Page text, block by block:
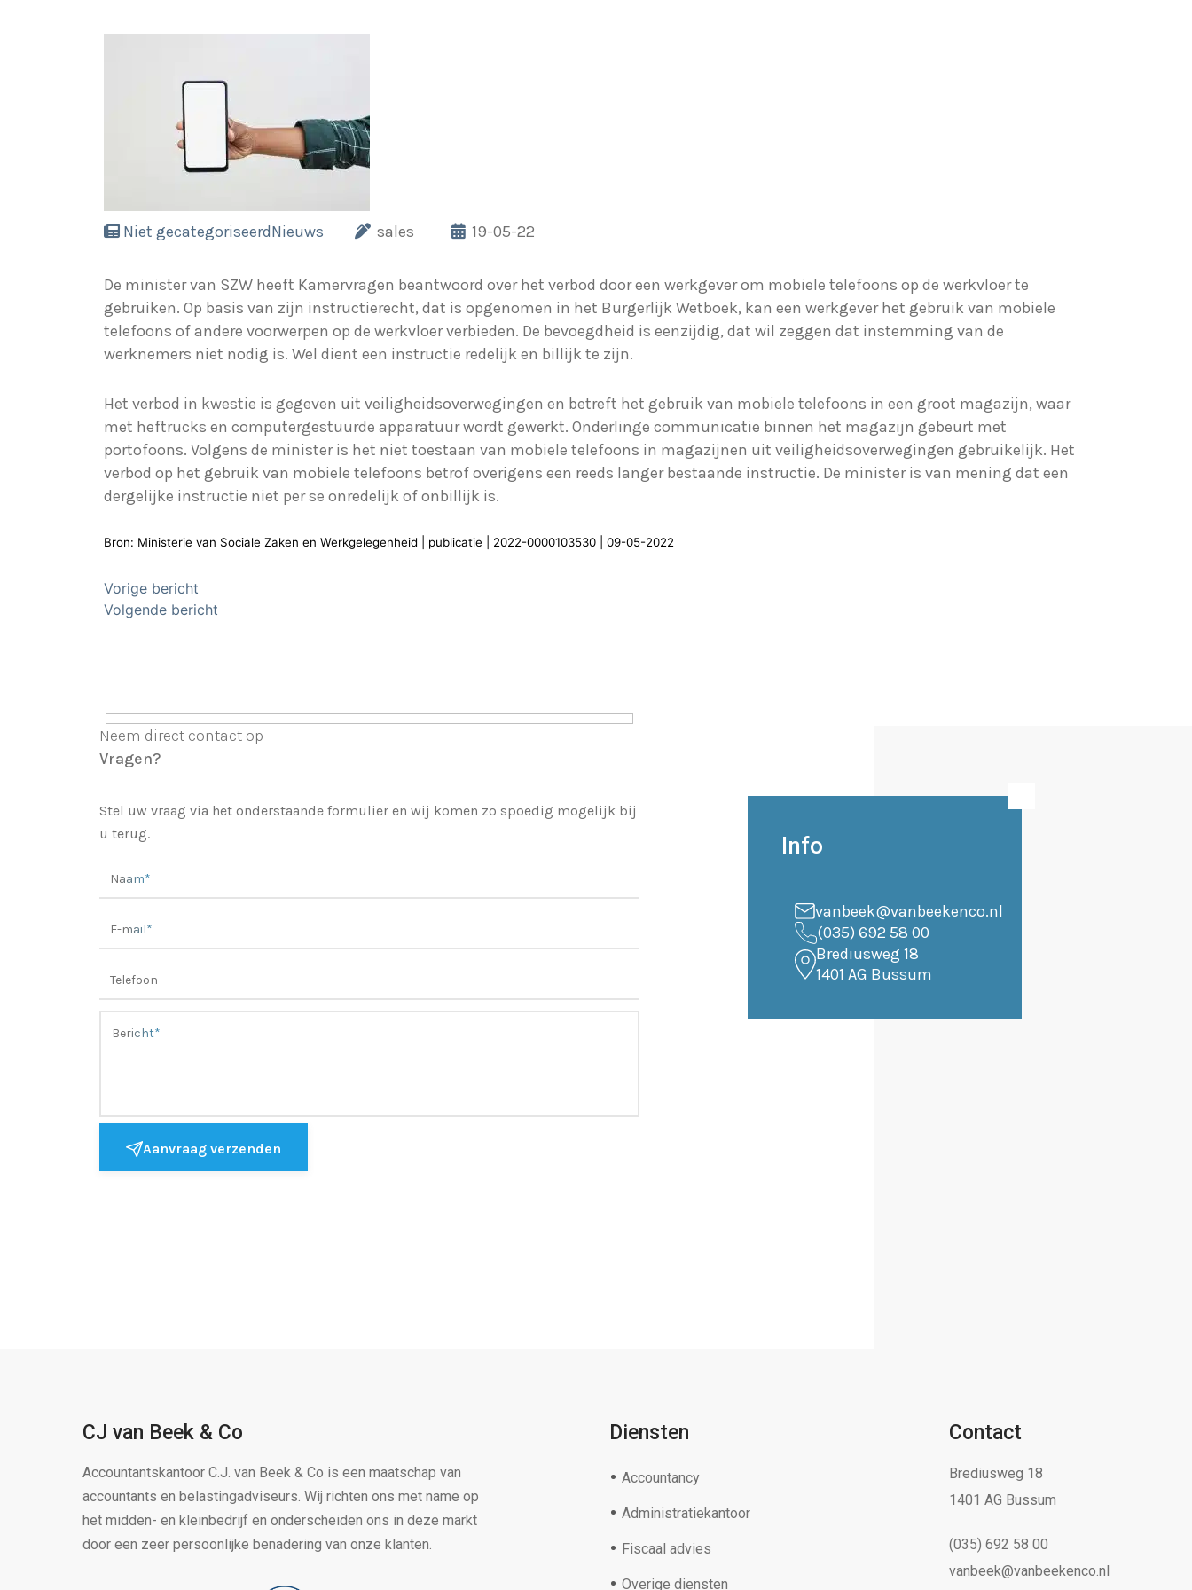
Niet gecategoriseerdNieuws sales 19-05-22
De minister van SZW heeft Kamervragen beantwoord over het verbod door een werkgever om mobiele telefoons op de werkvloer te
gebruiken. Op basis van zijn instructierecht, dat is opgenomen in het Burgerlijk Wetboek, kan een werkgever het gebruik van mobiele
telefoons of andere voorwerpen op de werkvloer verbieden. De bevoegdheid is eenzijdig, dat wil zeggen dat instemming van de
werknemers niet nodig is. Wel dient een instructie redelijk en billijk te zijn.
Het verbod in kwestie is gegeven uit veiligheidsoverwegingen en betreft het gebruik van mobiele telefoons in een groot magazijn, waar
met heftrucks en computergestuurde apparatuur wordt gewerkt. Onderlinge communicatie binnen het magazijn gebeurt met
portofoons. Volgens de minister is het niet toestaan van mobiele telefoons in magazijnen uit veiligheidsoverwegingen gebruikelijk. Het
verbod op het gebruik van mobiele telefoons betrof overigens een reeds langer bestaande instructie. De minister is van mening dat een
dergelijke instructie niet per se onredelijk of onbillijk is.
Bron: Ministerie van Sociale Zaken en Werkgelegenheid | publicatie | 2022-0000103530 | 09-05-2022
Bericht
navigatie
Vorige bericht
Volgende bericht
Neem direct contact op
Vragen?
Stel uw vraag via het onderstaande formulier en wij komen zo spoedig mogelijk bij
u terug.
Aanvraag verzenden
Info
vanbeek@vanbeekenco.nl
(035) 692 58 00
Brediusweg 18
1401 AG Bussum
CJ van Beek & Co
Accountantskantoor C.J. van Beek & Co is een maatschap van
accountants en belastingadviseurs. Wij richten ons met name op
het midden- en kleinbedrijf en onderscheiden ons in deze markt
door een zeer persoonlijke benadering van onze klanten.
Diensten
Accountancy
Administratiekantoor
Fiscaal advies
Overige diensten
Contact
Brediusweg 18
1401 AG Bussum
(035) 692 58 00
vanbeek@vanbeekenco.nl